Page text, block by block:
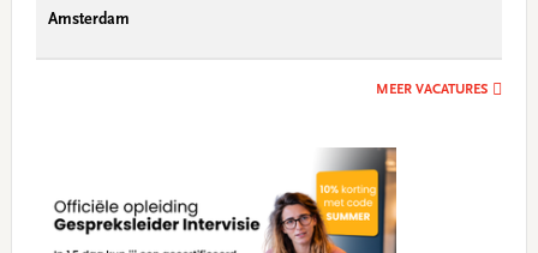
Amsterdam
MEER VACATURES